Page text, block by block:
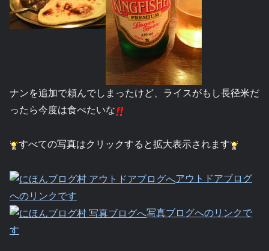
ナンを追加で頼んでしまったけど、ライスがもし長径米だ
ったら今度は食べたいな
すべての写真はクリックすると拡大表示されます
アウトドアブログ
へのリンクです
写真ブログへのリンクで
す